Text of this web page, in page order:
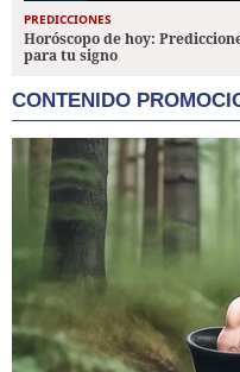
PREDICCIONES
Horóscopo de hoy:
para tu signo
CONTENIDO